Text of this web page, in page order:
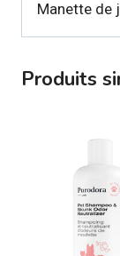
Manette de
Produits